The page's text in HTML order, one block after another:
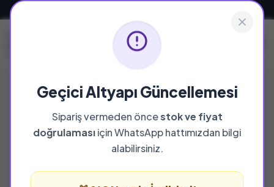
Geçici Altyapı Güncellemesi
Sipariş vermeden öncestok ve fiyat
doğrulamasıiçin WhatsApp hattımızdan bilgi
alabilirsiniz.
%25 İNDİRİM